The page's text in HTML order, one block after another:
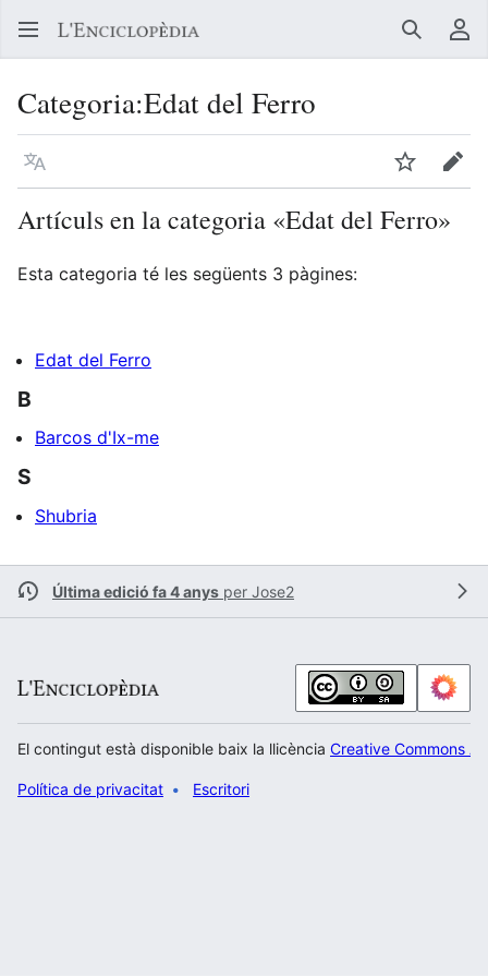
Buscar
Categoria:Edat del Ferro
Llegir en un atre idioma Vigilar
Artículs en la categoria «Edat del Ferro»
Esta categoria té les següents 3 pàgines:
Edat del Ferro
B
Barcos d'Ix-me
S
Shubria
Última edició fa 4 anys per Jose2
El contingut està disponible baix la llicència Creative Commons
Política de privacitat Escritori